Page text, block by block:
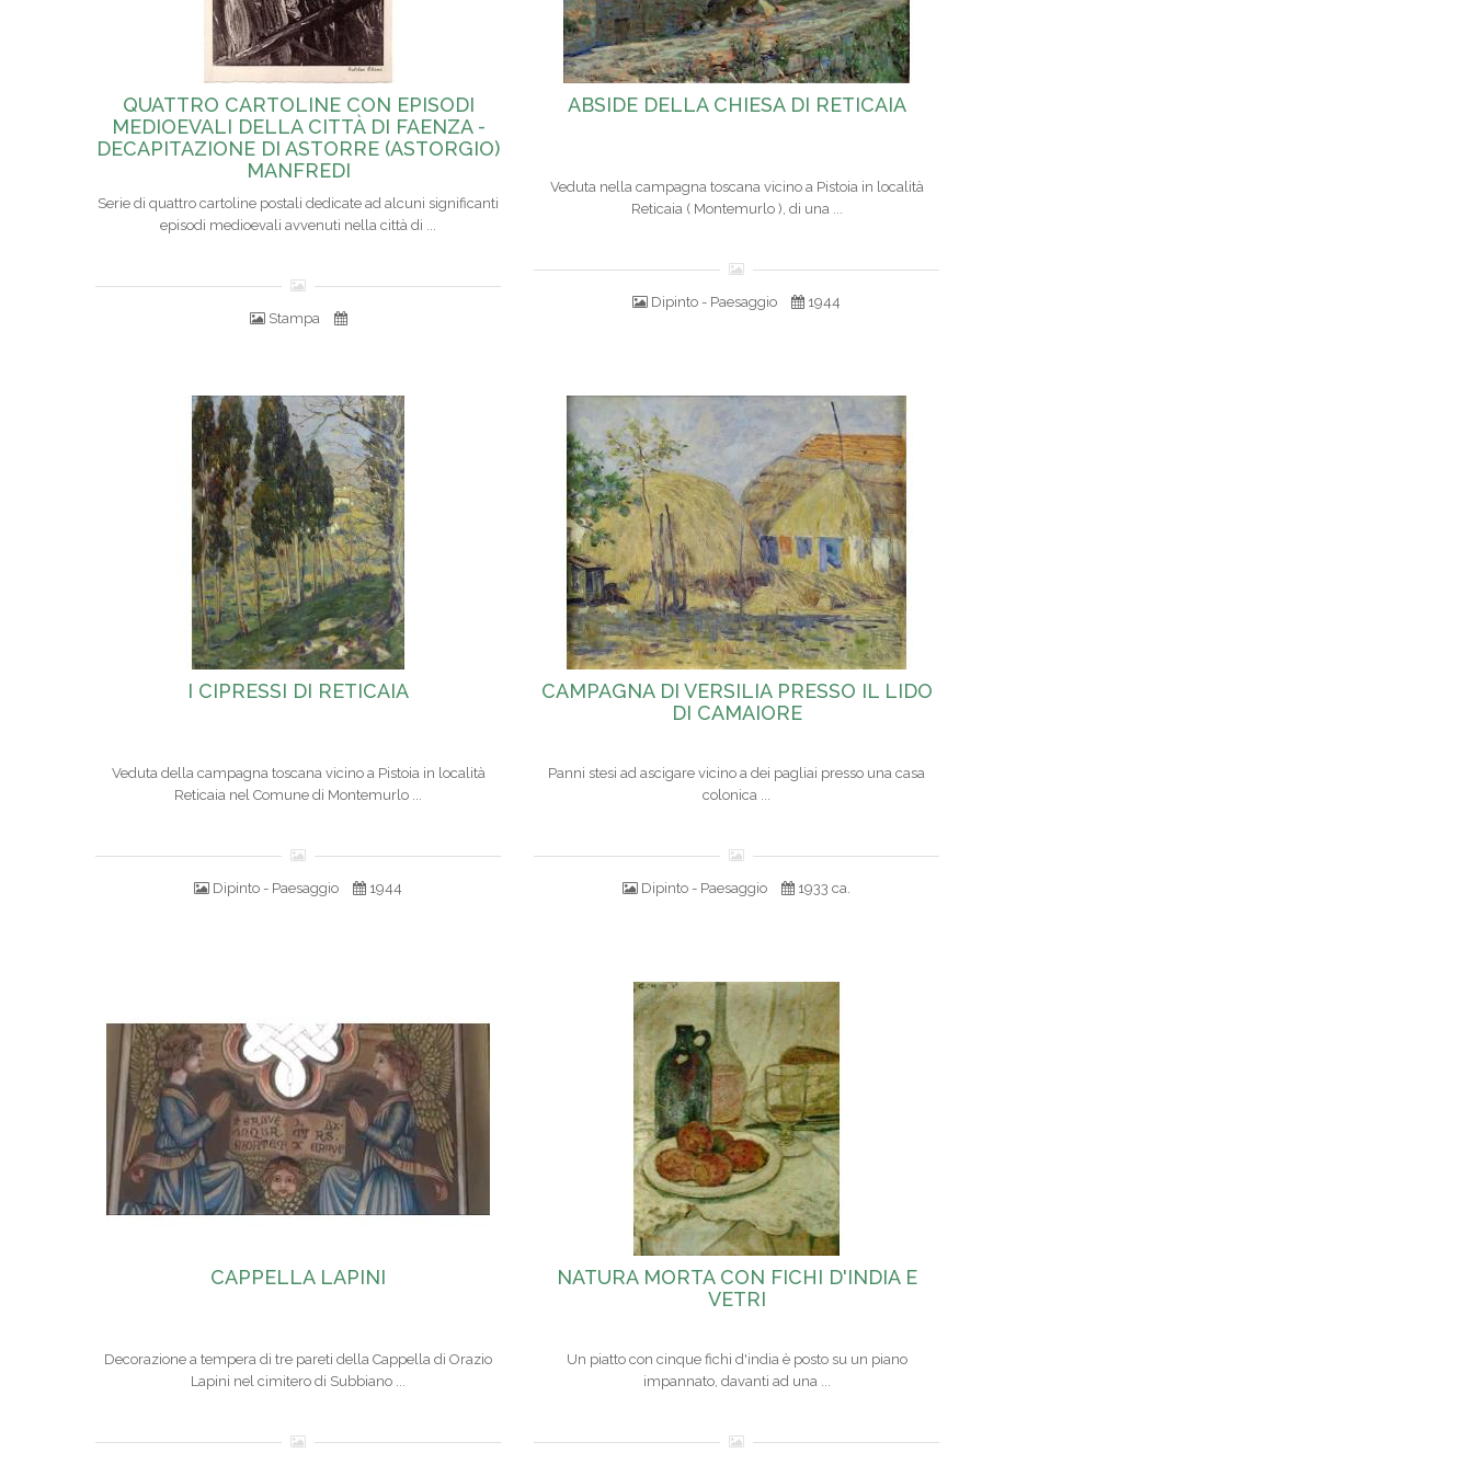
QUATTRO CARTOLINE CON EPISODI
MEDIOEVALI DELLA CITTÀ DI FAENZA -
DECAPITAZIONE DI ASTORRE (ASTORGIO)
MANFREDI
Serie di quattro cartoline postali dedicate ad alcuni significanti
episodi medioevali avvenuti nella città di ...
Stampa
ABSIDE DELLA CHIESA DI RETICAIA
Veduta nella campagna toscana vicino a Pistoia in località
Reticaia ( Montemurlo ), di una ...
Dipinto - Paesaggio 1944
I CIPRESSI DI RETICAIA
Veduta della campagna toscana vicino a Pistoia in località
Reticaia nel Comune di Montemurlo ...
Dipinto - Paesaggio 1944
CAMPAGNA DI VERSILIA PRESSO IL LIDO
DI CAMAIORE
Panni stesi ad ascigare vicino a dei pagliai presso una casa
colonica ...
Dipinto - Paesaggio 1933 ca.
CAPPELLA LAPINI
Decorazione a tempera di tre pareti della Cappella di Orazio
Lapini nel cimitero di Subbiano ...
NATURA MORTA CON FICHI D'INDIA E
VETRI
Un piatto con cinque fichi d'india è posto su un piano
impannato, davanti ad una ...